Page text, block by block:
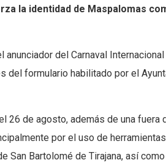
la identidad de Maspalomas
del Carnaval
del formulario habilitado por el
de agosto, además de una fuera
por el uso de
Bartolomé de Tirajana, así